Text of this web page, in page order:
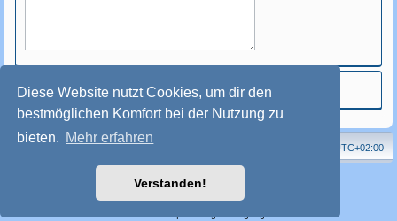
Diese Website nutzt Cookies, um dir den
bestmöglichen Komfort bei der Nutzung zu
bieten. Mehr erfahren
Verstanden!
Homepage Forum UTC+02:00
Deutsche Übersetzung durch
Style: Friesen(New) by FriesenFliegerphpBB-Style-Design